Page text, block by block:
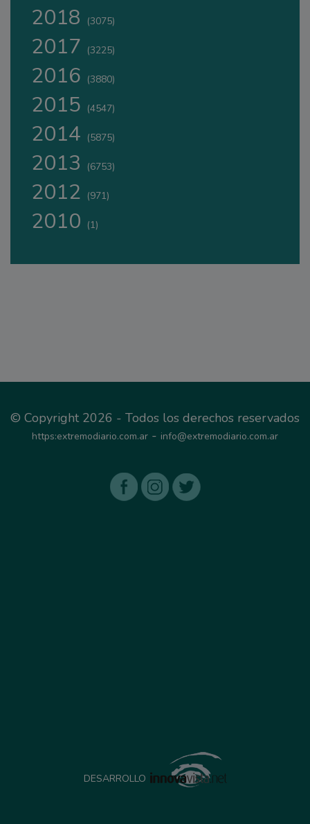
2018 (3075)
2017 (3225)
2016 (3880)
2015 (4547)
2014 (5875)
2013 (6753)
2012 (971)
2010 (1)
© Copyright 2026 - Todos los derechos reservados
https:extremodiario.com.ar - info@extremodiario.com.ar
DESARROLLO